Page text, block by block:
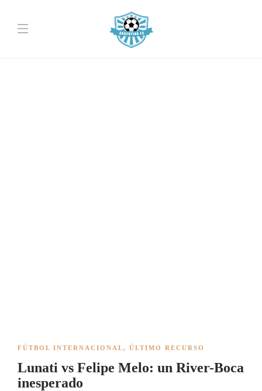
FÚTBOL INTERNACIONAL, ÚLTIMO RECURSO
Lunati vs Felipe Melo: un River-Boca
inesperado